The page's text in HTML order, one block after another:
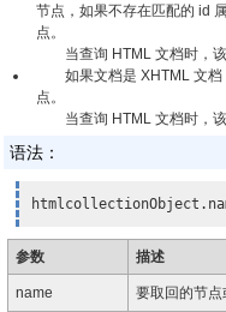
节点，如果不存在匹配的 id
点。
当查询 HTML 文档时，
如果文档是 XHTML 文
点。
当查询 HTML 文档时，
语法：
参数 描述
name 要取回的节点